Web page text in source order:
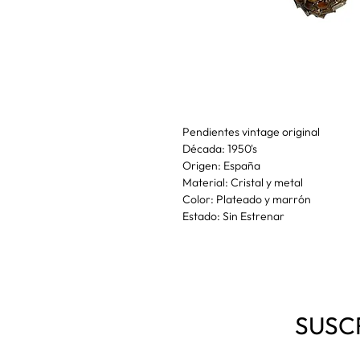
Pendientes vintage original
Década: 1950's
Origen: España
Material: Cristal y metal
Color: Plateado y marrón
Estado: Sin Estrenar